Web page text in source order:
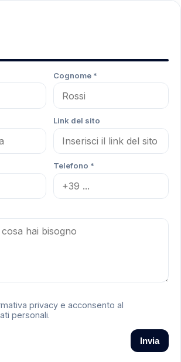
Cognome *
Link del sito
Telefono *
privacy e acconsento al
personali.
Invia